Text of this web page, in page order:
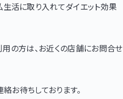
生活に取り入れてダイエット効果
の方は、お近くの店舗にお問合せ
絡お待ちしております。